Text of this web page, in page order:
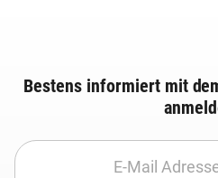
Bestens informiert mit